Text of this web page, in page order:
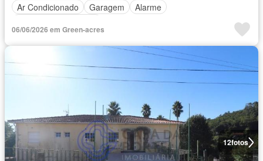
Ar Condicionado
Garagem
Alarme
06/06/2026 em Green-acres
12fotos